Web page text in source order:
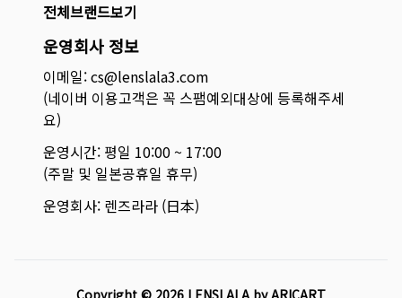
전체브랜드보기
운영회사 정보
이메일: cs@lenslala3.com
(네이버 이용고객은 꼭 스팸예외대상에 등록해주세
요)
운영시간: 평일 10:00 ~ 17:00
(주말 및 일본공휴일 휴무)
운영회사: 렌즈라라 (日本)
Copyright © 2026 LENSLALA by ARICART